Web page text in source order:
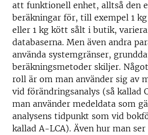
att funktionell enhet, alltså den
beräkningar för, till exempel 1
eller 1 kg kött sålt i butik,
databaserna. Men även andra
använda systemgränser,
beräkningsmetoder skiljer.
roll är om man använder sig av
vid förändringsanalys (så kallad
man använder medeldata som
analysens tidpunkt som vid
kallad A-LCA). Även hur man